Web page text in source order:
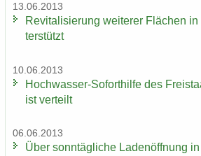
13.06.2013
Re­vi­ta­li­sie­rung wei­te­rer Flä­chen
ter­stützt
10.06.2013
Hochwasser-​Soforthilfe des
ist ver­teilt
06.06.2013
Über sonn­täg­li­che La­den­öff­nung